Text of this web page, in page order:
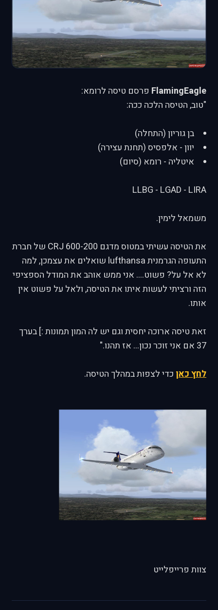
FlamingEagle פרסם טיסה לרומא:
"טוב, הטיסה הלכה ככה:
בן גוריון (התחלה)
יוון - אלפסיס (תחנת עצירה)
איטליה - רומא (סיום)
LLBG - LGAD - LIRA
משמאל לימין.
את הטיסה עשיתי במטוס מדגם CRJ 600-200 של חברת
התעופה הגרמנית lufthansa שואלים את עצמכן, למה
לא אל על? פשוט.... אני ממש אוהב את המודל הספציפי
הזה ורציתי לעשות איתו את הטיסה, ולאל על פשוט אין
אותו.
זאת טיסה ארוכה יחסית וגם יש לה המון תמונות :] בערך
37 אם אני זוכר נכון... אז תהנו."
לחץ כאן כדי לצפות במהלך הטיסה.
צוות פרייפלייט